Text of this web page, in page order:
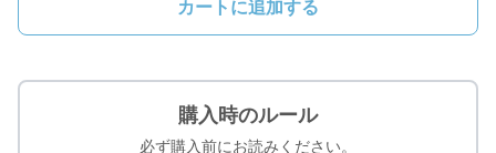
カートに追加する
購入時のルール
必ず購入前にお読みください。